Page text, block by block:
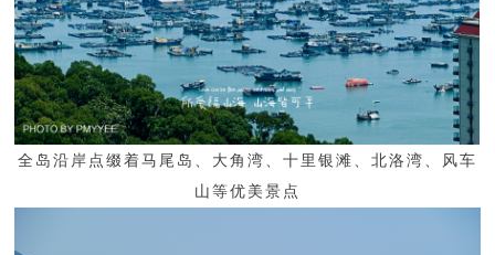
全岛沿岸点缀着马尾岛、大角湾、十里银滩、北洛湾、风车
山等优美景点